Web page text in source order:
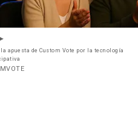
apuesta de Custom Vote por la tecnología